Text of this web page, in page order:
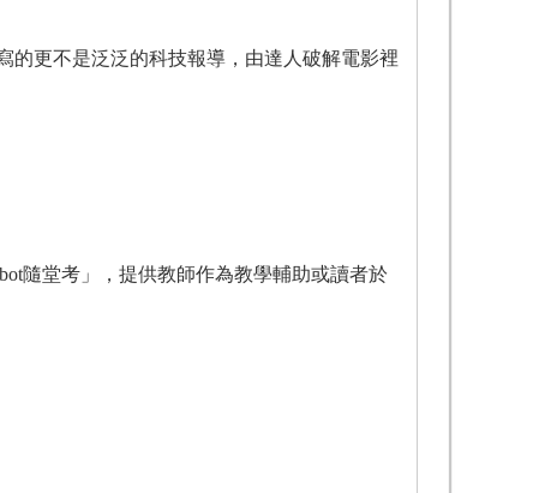
更不是泛泛的科技報導，由達人破解電影裡
隨堂考」，提供教師作為教學輔助或讀者於